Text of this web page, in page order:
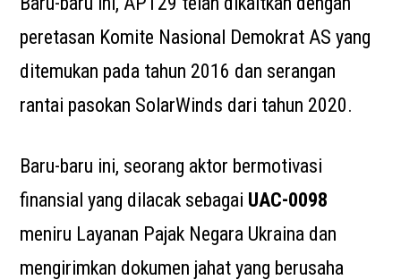
peretasan Komite Nasional Demokrat AS yang
ditemukan pada tahun 2016 dan serangan
rantai pasokan SolarWinds dari tahun 2020.
Baru-baru ini, seorang aktor bermotivasi
finansial yang dilacak sebagai UAC-0098
meniru Layanan Pajak Negara Ukraina dan
mengirimkan dokumen jahat yang berusaha